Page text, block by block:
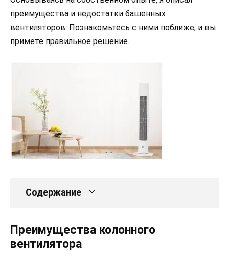
преимущества и недостатки башенных
вентиляторов. Познакомьтесь с ними поближе, и вы
примете правильное решение.
Содержание
Преимущества колонного
вентилятора